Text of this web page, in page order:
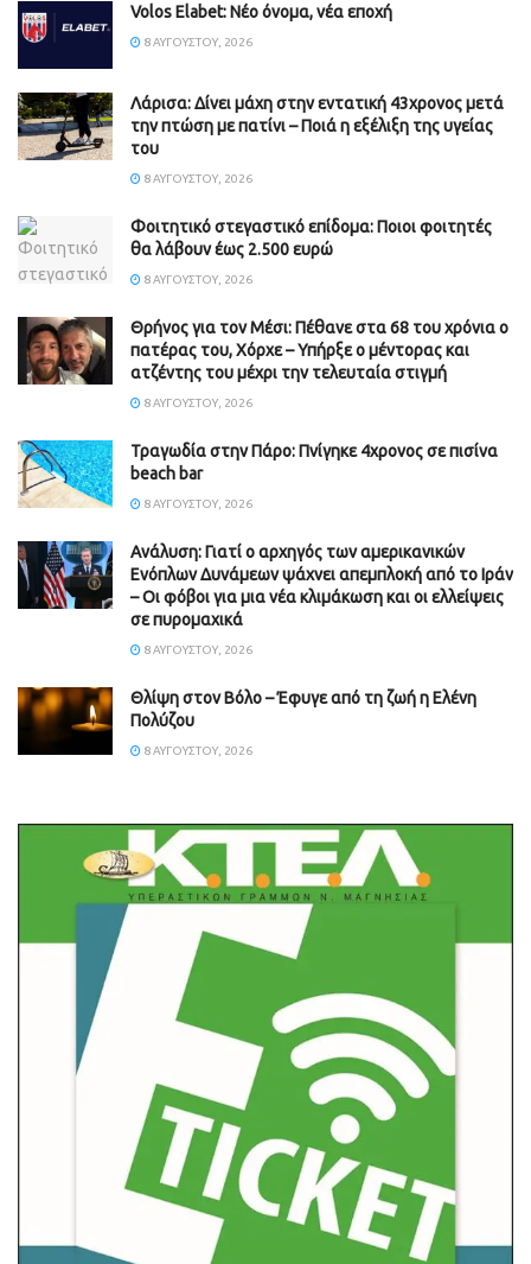
Volos Elabet: Νέο όνομα, νέα εποχή
8 ΑΥΓΟΎΣΤΟΥ, 2026
Λάρισα: Δίνει μάχη στην εντατική 43χρονος μετά
την πτώση με πατίνι – Ποιά η εξέλιξη της υγείας
του
8 ΑΥΓΟΎΣΤΟΥ, 2026
Φοιτητικό στεγαστικό επίδομα: Ποιοι φοιτητές
θα λάβουν έως 2.500 ευρώ
8 ΑΥΓΟΎΣΤΟΥ, 2026
Θρήνος για τον Μέσι: Πέθανε στα 68 του χρόνια ο
πατέρας του, Χόρχε – Υπήρξε ο μέντορας και
ατζέντης του μέχρι την τελευταία στιγμή
8 ΑΥΓΟΎΣΤΟΥ, 2026
Τραγωδία στην Πάρο: Πνίγηκε 4χρονος σε πισίνα
beach bar
8 ΑΥΓΟΎΣΤΟΥ, 2026
Ανάλυση: Γιατί ο αρχηγός των αμερικανικών
Ενόπλων Δυνάμεων ψάχνει απεμπλοκή από το Ιράν
– Οι φόβοι για μια νέα κλιμάκωση και οι ελλείψεις
σε πυρομαχικά
8 ΑΥΓΟΎΣΤΟΥ, 2026
Θλίψη στον Βόλο – Έφυγε από τη ζωή η Ελένη
Πολύζου
8 ΑΥΓΟΎΣΤΟΥ, 2026